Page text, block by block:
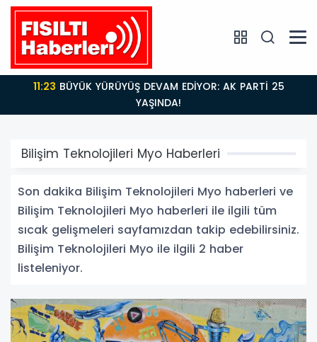
11:23
YAŞINDA!
Bilişim Teknolojileri Myo Haberleri
Son dakika Bilişim Teknolojileri Myo haberleri ve
Bilişim Teknolojileri Myo haberleri ile ilgili tüm
sıcak gelişmeleri sayfamızdan takip edebilirsiniz.
Bilişim Teknolojileri Myo ile ilgili 2 haber
listeleniyor.